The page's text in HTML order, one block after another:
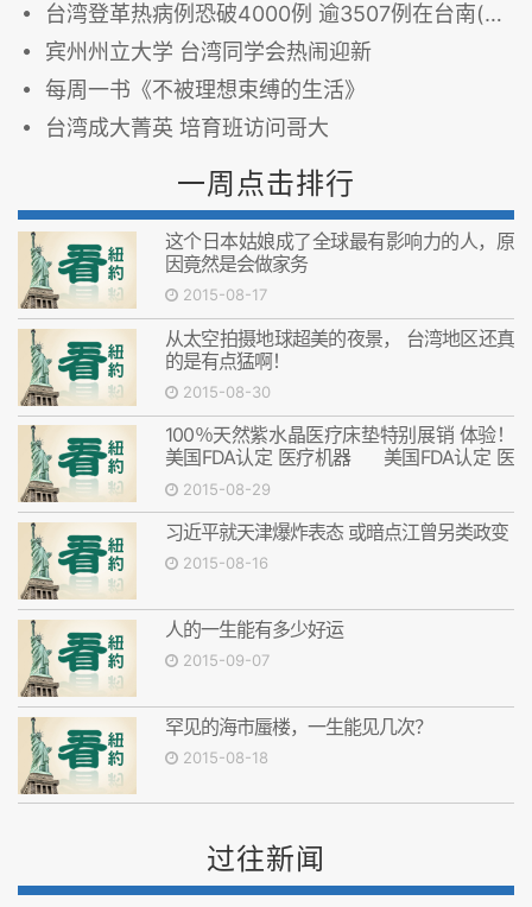
台湾登革热病例恐破4000例 逾3507例在台南(图)
宾州州立大学 台湾同学会热闹迎新
每周一书《不被理想束缚的生活》
台湾成大菁英 培育班访问哥大
一周点击排行
这个日本姑娘成了全球最有影响力的人，原
因竟然是会做家务
2015-08-17
从太空拍摄地球超美的夜景， 台湾地区还真
的是有点猛啊！
2015-08-30
100％天然紫水晶医疗床垫特别展销 体验！
美国FDA认定 医疗机器 美国FDA认定 医
疗机器
2015-08-29
习近平就天津爆炸表态 或暗点江曾另类政变
2015-08-16
人的一生能有多少好运
2015-09-07
罕见的海市蜃楼，一生能见几次？
2015-08-18
过往新闻